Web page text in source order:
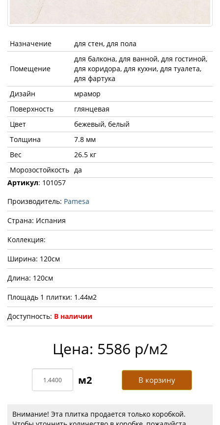
Назначение для стен, для пола
Помещение
для балкона, для ванной, для гостиной,
для коридора, для кухни, для туалета,
для фартука
Дизайн
мрамор
Поверхность
глянцевая
Цвет
бежевый, белый
Толщина
7.8 мм
Вес
26.5 кг
Морозостойкость да
Артикул: 101057
Производитель: Pamesa
Страна: Испания
Коллекция:
Ширина: 120см
Длина: 120см
Площадь 1 плитки: 1.44м2
Доступность: В наличии
Цена: 5586 р/м2
В корзину
Внимание! Эта плитка продается только коробкой.